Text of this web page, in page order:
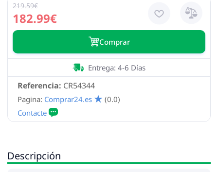
182.99€
219.59€
Сomprar
Referencia: CR54344
Entrega: 4-6 Días
Pagina: Comprar24.es (0.0)
Descripción